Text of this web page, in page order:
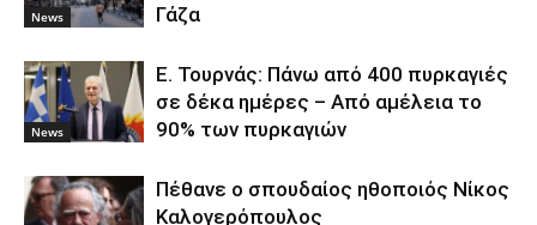
News
Γάζα
News
Ε. Τουρνάς: Πάνω από 400 πυρκαγιές
σε δέκα ημέρες – Από αμέλεια το
90% των πυρκαγιών
Πέθανε ο σπουδαίος ηθοποιός Νίκος
Καλογερόπουλος